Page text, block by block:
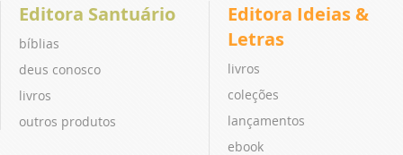
Editora Santuário
bíblias
deus conosco
livros
outros produtos
Editora Ideias &
Letras
livros
coleções
lançamentos
ebook